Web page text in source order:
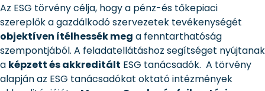
Az ESG törvény célja, hogy a pénz-és tőkepiaci
szereplők a gazdálkodó szervezetek tevékenységét
objektíven ítélhessék meg a fenntarthatóság
szempontjából. A feladatellátáshoz segítséget nyújtanak
a képzett és akkreditált ESG tanácsadók. A törvény
alapján az ESG tanácsadókat oktató intézmények